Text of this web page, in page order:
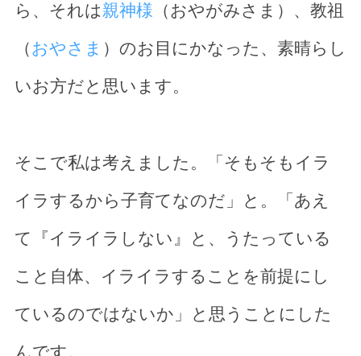
ら、それは親神様 （おやがみさま）、教祖
（ おやさま ）のお目にかなった、素晴らし
いお方だと思います。
そこで私は考えました。「そもそもイラ
イラするから子育てなのだ」と。「あえ
て『イライラしない』と、うたっている
こと自体、イライラすることを前提にし
ているのではないか」と思うことにした
んです。